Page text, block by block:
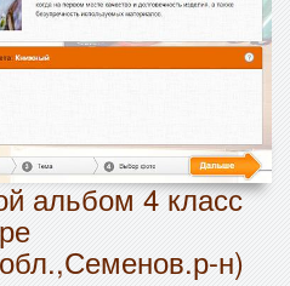
альбом 4 класс
н)